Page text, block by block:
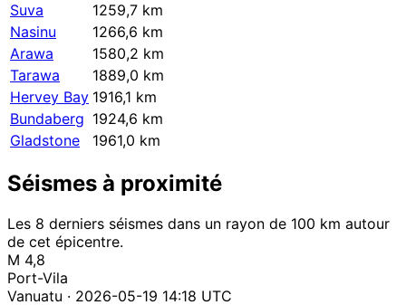
Suva
1259,7 km
Nasinu
1266,6 km
Arawa
1580,2 km
Tarawa
1889,0 km
Hervey Bay 1916,1 km
Bundaberg 1924,6 km
Gladstone
1961,0 km
Séismes à proximité
Les 8 derniers séismes dans un rayon de 100 km autour
de cet épicentre.
M 4,8
Port-Vila
Vanuatu · 2026-05-19 14:18 UTC